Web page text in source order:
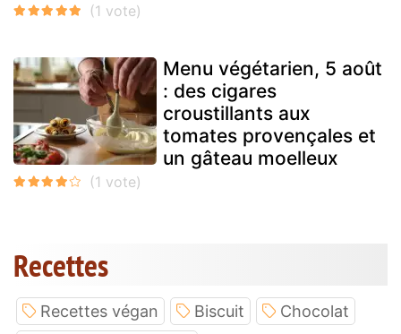
Menu végétarien, 5 août
: des cigares
croustillants aux
tomates provençales et
un gâteau moelleux
Recettes
Recettes végan Biscuit
Chocolat